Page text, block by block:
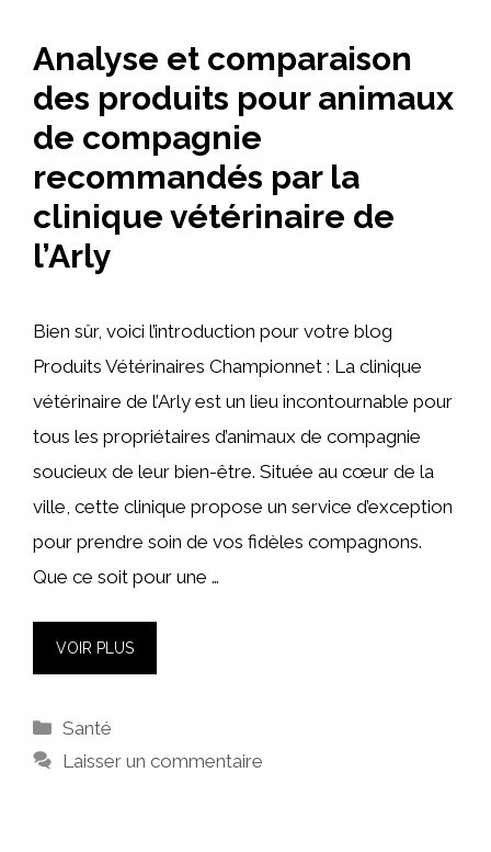
Analyse et comparaison
des produits pour animaux
de compagnie
recommandés par la
clinique vétérinaire de
l’Arly
Bien sûr, voici l’introduction pour votre blog
Produits Vétérinaires Championnet : La clinique
vétérinaire de l’Arly est un lieu incontournable pour
tous les propriétaires d’animaux de compagnie
soucieux de leur bien-être. Située au cœur de la
ville, cette clinique propose un service d’exception
pour prendre soin de vos fidèles compagnons.
Que ce soit pour une …
VOIR PLUS
Catégories
Santé
Laisser un commentaire